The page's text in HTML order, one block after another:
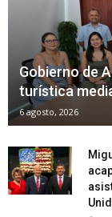
Gobierno de
turística
6 agosto, 2026